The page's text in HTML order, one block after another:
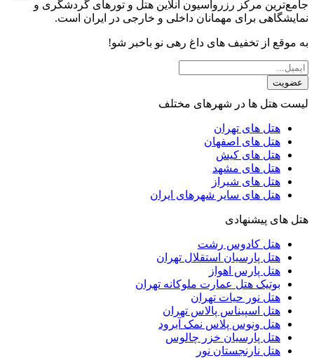
جامع‌ترین مرکز رزرواسیون آنلاین هتل و تورهای گردشگری و
نمایشگاهی برای مهمانان داخلی و خارجی در ایران است.
به موقع از تخفیف های داغ رهی نو باخبر شو!
عضویت
لیست هتل ها در شهرهای مختلف
هتل های تهران
هتل های اصفهان
هتل های کیش
هتل های مشهد
هتل های شیراز
هتل های سایر شهرهای ایران
هتل های پیشنهادی
هتل کادوس رشت
هتل پارسیان استقلال تهران
هتل پارس اهواز
بوتیک هتل عمارت ملوکانه تهران
هتل نور حیات تهران
هتل اسپیناس پالاس تهران
هتل ونوس پلاس نمک آبرود
هتل پارسیان خزر چالوس
هتل نارنجستان نور